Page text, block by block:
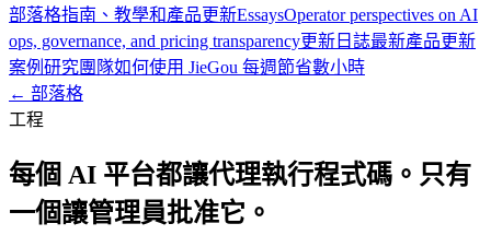
部落格指南、教學和產品更新EssaysOperator perspectives on AI
ops, governance, and pricing transparency更新日誌最新產品更新
案例研究團隊如何使用 JieGou 每週節省數小時
← 部落格
工程
每個 AI 平台都讓代理執行程式碼。只有
一個讓管理員批准它。